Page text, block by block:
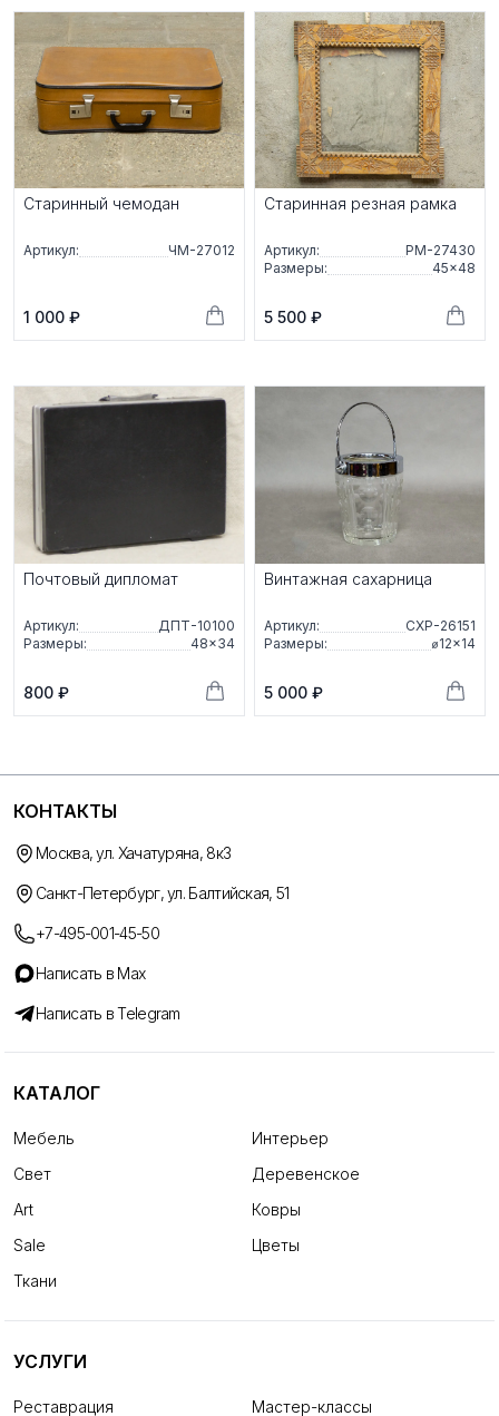
Старинный чемодан
Артикул: ЧМ-27012
1 000 ₽
Старинная резная рамка
Артикул:
РМ-27430
Размеры:
45×48
5 500 ₽
Почтовый дипломат
Артикул:
ДПТ-10100
Размеры:
48×34
800 ₽
Винтажная сахарница
Артикул:
СХР-26151
Размеры:
⌀12×14
5 000 ₽
КОНТАКТЫ
Москва, ул. Хачатуряна, 8к3
Санкт-Петербург, ул. Балтийская, 51
+7-495-001-45-50
Написать в Max
Написать в Telegram
КАТАЛОГ
Мебель
Интерьер
Свет
Деревенское
Art
Ковры
Sale
Цветы
Ткани
УСЛУГИ
Реставрация Мастер-классы